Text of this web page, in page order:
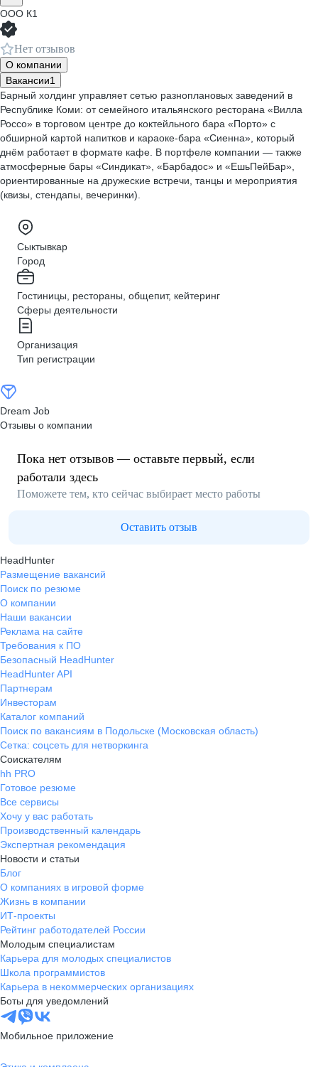
ООО К1
Нет отзывов
О компании
Вакансии1
Барный холдинг управляет сетью разноплановых заведений в
Республике Коми: от семейного итальянского ресторана «Вилла
Россо» в торговом центре до коктейльного бара «Порто» с
обширной картой напитков и караоке-бара «Сиенна», который
днём работает в формате кафе. В портфеле компании — также
атмосферные бары «Синдикат», «Барбадос» и «ЕшьПейБар»,
ориентированные на дружеские встречи, танцы и мероприятия
(квизы, стендапы, вечеринки).
Сыктывкар
Город
Гостиницы, рестораны, общепит, кейтеринг
Сферы деятельности
Организация
Тип регистрации
Dream Job
Отзывы о компании
Пока нет отзывов — оставьте первый, если
работали здесь
Поможете тем, кто сейчас выбирает место работы
Оставить отзыв
HeadHunter
Размещение вакансий
Поиск по резюме
О компании
Наши вакансии
Реклама на сайте
Требования к ПО
Безопасный HeadHunter
HeadHunter API
Партнерам
Инвесторам
Каталог компаний
Поиск по вакансиям в Подольске (Московская область)
Сетка: соцсеть для нетворкинга
Соискателям
hh PRO
Готовое резюме
Все сервисы
Хочу у вас работать
Производственный календарь
Экспертная рекомендация
Новости и статьи
Блог
О компаниях в игровой форме
Жизнь в компании
ИТ-проекты
Рейтинг работодателей России
Молодым специалистам
Карьера для молодых специалистов
Школа программистов
Карьера в некоммерческих организациях
Боты для уведомлений
Мобильное приложение